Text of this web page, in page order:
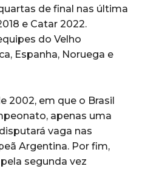
de final nas última
e Catar 2022.
do Velho
Espanha, Noruega e
2002, em que o Brasil
apenas uma
vaga nas
Argentina. Por fim,
segunda vez